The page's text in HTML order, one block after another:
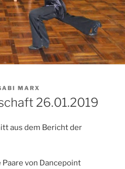
MARX
26.01.2019
aus dem Bericht der
Paare von Dancepoint